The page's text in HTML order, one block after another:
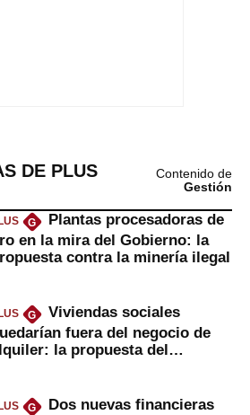
DE PLUS
Contenido de
Gestión
G
Plantas procesadoras de
en la mira del Gobierno: la
contra la minería ilegal
G
Viviendas sociales
fuera del negocio de
la propuesta del
G
Dos nuevas financieras